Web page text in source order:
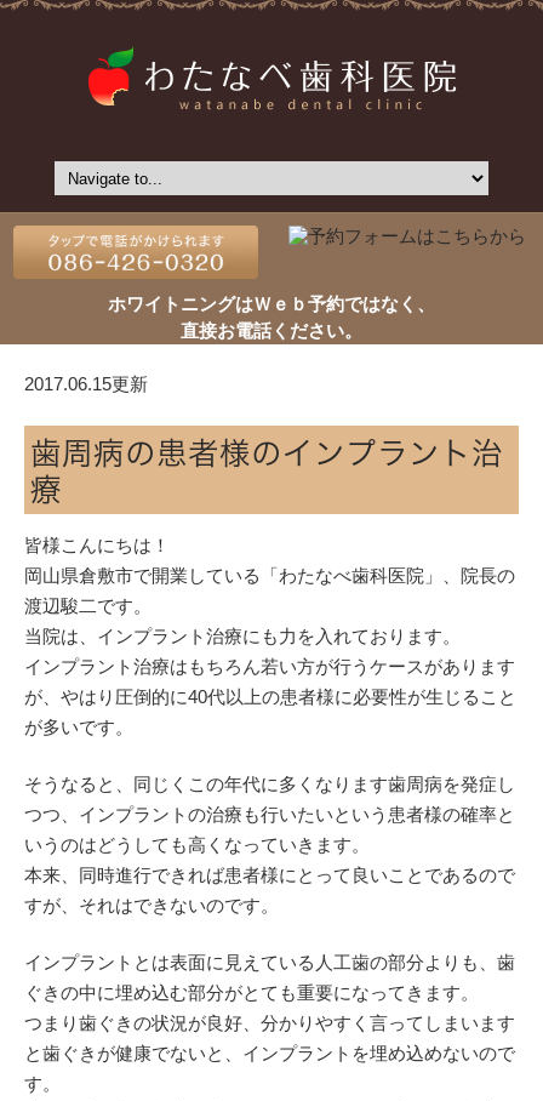
ホワイトニングはＷｅｂ予約ではなく、
直接お電話ください。
2017.06.15更新
歯周病の患者様のインプラント治
療
皆様こんにちは！
岡山県倉敷市で開業している「わたなべ歯科医院」、院長の
渡辺駿二です。
当院は、インプラント治療にも力を入れております。
インプラント治療はもちろん若い方が行うケースがあります
が、やはり圧倒的に40代以上の患者様に必要性が生じること
が多いです。
そうなると、同じくこの年代に多くなります歯周病を発症し
つつ、インプラントの治療も行いたいという患者様の確率と
いうのはどうしても高くなっていきます。
本来、同時進行できれば患者様にとって良いことであるので
すが、それはできないのです。
インプラントとは表面に見えている人工歯の部分よりも、歯
ぐきの中に埋め込む部分がとても重要になってきます。
つまり歯ぐきの状況が良好、分かりやすく言ってしまいます
と歯ぐきが健康でないと、インプラントを埋め込めないので
す。